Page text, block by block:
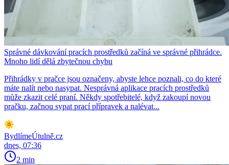
Správné dávkování pracích prostředků začíná ve správné přihrádce.
Mnoho lidí dělá zbytečnou chybu
Přihrádky v pračce jsou označeny, abyste lehce poznali, co do které
máte nalít nebo nasypat. Nesprávná aplikace pracích prostředků
může zkazit celé praní. Někdy spotřebitelé, když zakoupí novou
pračku, začnou sypat prací přípravek a nalévat...
BydlímeÚtulně.cz
dnes, 07:36
2 min